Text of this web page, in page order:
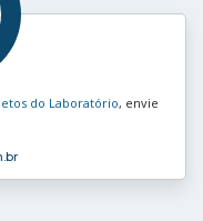
do Laboratório, envie